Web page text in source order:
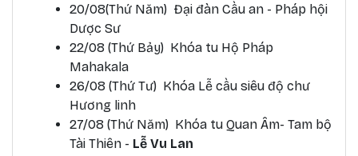
20/08(Thứ Năm) Đại đàn Cầu an - Pháp hội
Dược Sư
22/08 (Thứ Bảy) Khóa tu Hộ Pháp
Mahakala
26/08 (Thứ Tư) Khóa Lễ cầu siêu độ chư
Hương linh
27/08 (Thứ Năm) Khóa tu Quan Âm- Tam bộ
Tài Thiên - Lễ Vu Lan